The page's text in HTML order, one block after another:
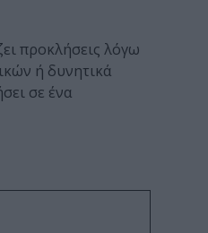
προκλήσεις λόγω
ή δυνητικά
σε ένα